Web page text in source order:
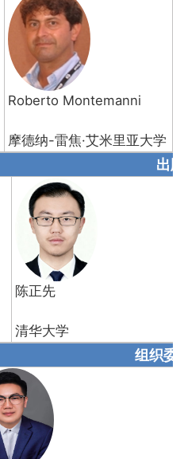
Roberto Montemanni
摩德纳-雷焦·艾米里亚大学
出
陈正先
清华大学
组织委